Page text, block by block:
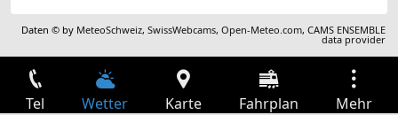
Daten © by MeteoSchweiz,SwissWebcams,Open-Meteo.com,CAMS ENSEMBLE
data provider
Tel Wetter Karte Fahrplan Mehr